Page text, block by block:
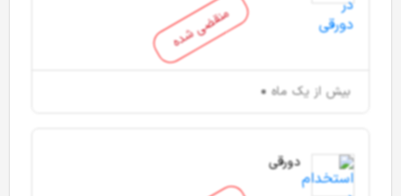
منقضی شده
بیش از یک ماه
دورقی